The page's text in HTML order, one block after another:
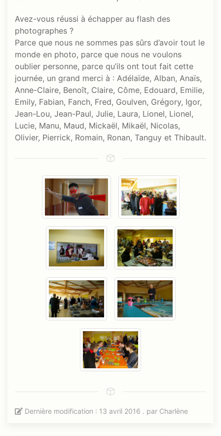
Avez-vous réussi à échapper au flash des
photographes ?
Parce que nous ne sommes pas sûrs d’avoir tout le
monde en photo, parce que nous ne voulons
oublier personne, parce qu’ils ont tout fait cette
journée, un grand merci à : Adélaïde, Alban, Anaïs,
Anne-Claire, Benoît, Claire, Côme, Edouard, Emilie,
Emily, Fabian, Fanch, Fred, Goulven, Grégory, Igor,
Jean-Lou, Jean-Paul, Julie, Laura, Lionel, Lionel,
Lucie, Manu, Maud, Mickaël, Mikaël, Nicolas,
Olivier, Pierrick, Romain, Ronan, Tanguy et Thibault.
Dernière modification : 13 avril 2016 . par Charlène